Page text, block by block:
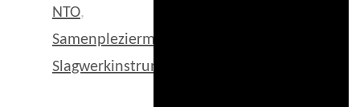
NTO,
Samenpleziermaken
Slagwerkinstrumenten